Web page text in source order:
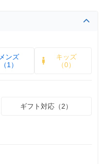
メンズ
（1）
キッズ
（0）
ギフト対応（2）